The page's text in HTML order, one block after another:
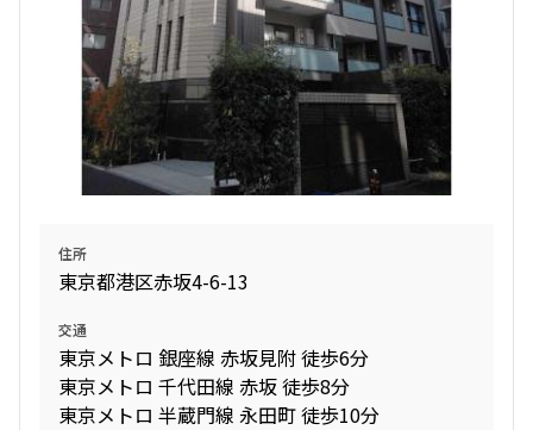
住所
東京都港区赤坂4-6-13
交通
東京メトロ 銀座線 赤坂見附 徒歩6分
東京メトロ 千代田線 赤坂 徒歩8分
東京メトロ 半蔵門線 永田町 徒歩10分